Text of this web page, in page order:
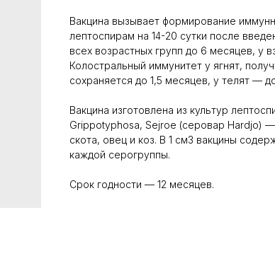
Вакцина вызывает формирование
лептоспирам на 14-20 сутки после
всех возрастных групп до 6 месяцев, у
Колостральный иммунитет у ягнят,
сохраняется до 1,5 месяцев, у телят —
Вакцина изготовлена из культур
Grippotyphosa, Sejroe (серовар Hardjo)
скота, овец и коз. В 1 см3 вакцины
каждой серогруппы.
Срок годности — 12 месяцев.